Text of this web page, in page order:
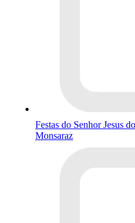
Festas do Senhor Jesus
Monsaraz